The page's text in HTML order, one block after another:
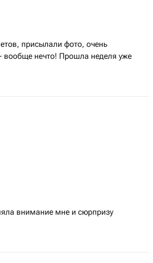
присылали фото, очень
вообще нечто! Прошла неделя уже
внимание мне и сюрпризу